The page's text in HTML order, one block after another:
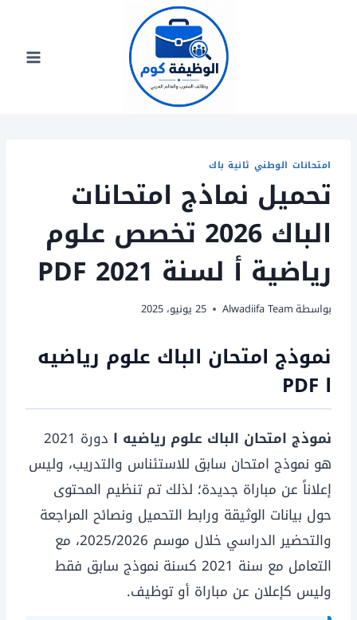
امتحانات الوطني ثانية باك
تحميل نماذج امتحانات
الباك 2026 تخصص علوم
رياضية أ لسنة 2021 PDF
بواسطةAlwadiifa Team 25 يونيو، 2025
نموذج امتحان الباك علوم رياضيه
ا PDF
نموذج امتحان الباك علوم رياضيه ا
دورة 2021
هو نموذج امتحان سابق للاستئناس والتدريب، وليس
إعلاناً عن مباراة جديدة؛ لذلك تم تنظيم المحتوى
حول بيانات الوثيقة ورابط التحميل ونصائح المراجعة
والتحضير الدراسي خلال موسم 2025/2026، مع
التعامل مع سنة 2021 كسنة نموذج سابق فقط
وليس كإعلان عن مباراة أو توظيف.